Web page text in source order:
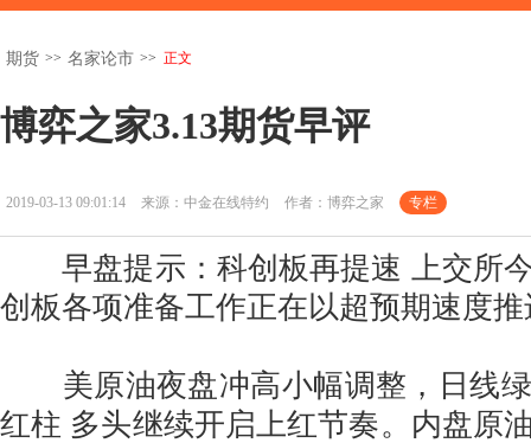
期货 >> 名家论市 >> 正文
博弈之家3.13期货早评
2019-03-13 09:01:14 来源：中金在线特约 作者：博弈之家 专栏
早盘提示：科创板再提速 上交所
创板各项准备工作正在以超预期速度
美原油夜盘冲高小幅调整，日线绿
红柱 多头继续开启上红节奏。内盘原